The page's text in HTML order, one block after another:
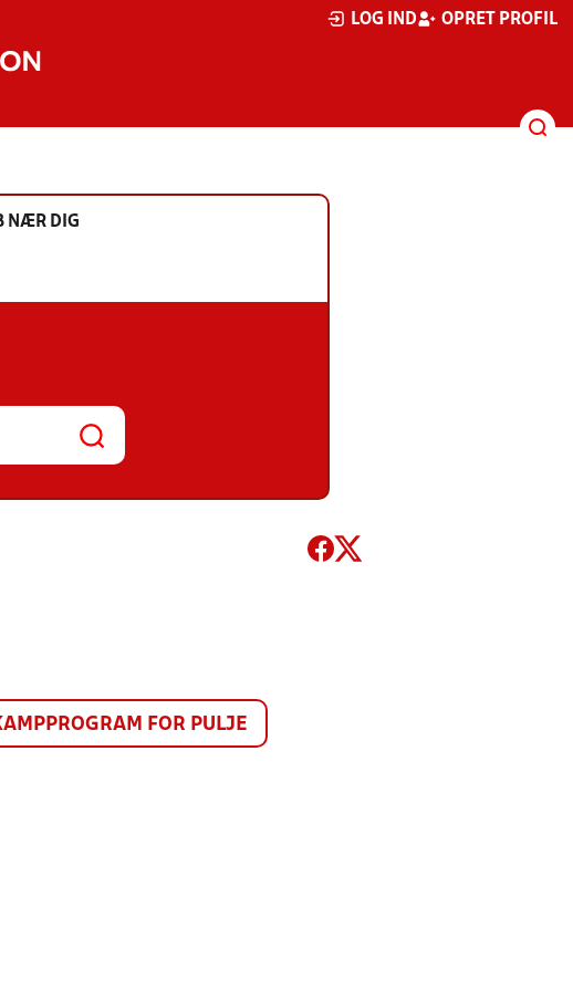
LOG IND OPRET PROFIL
NÆR DIG
FOR PULJE